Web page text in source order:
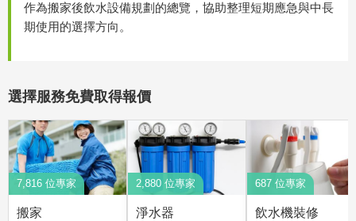
作為搬家後飲水設備規劃的總覽，協助整理短期應急與中長
期使用的選擇方向。
選擇服務免費取得報價
7,816 位專家
搬家
2,880 位專家
淨水器
687 位專家
飲水機裝修